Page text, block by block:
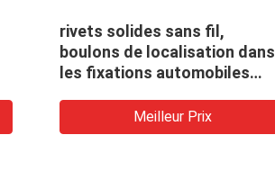
rivets solides sans fil,
boulons de localisation dans
les fixations automobiles
Meilleur Prix